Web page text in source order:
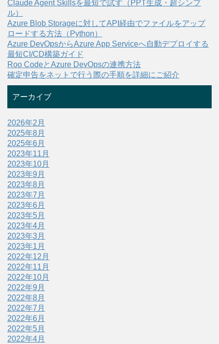
Claude Agent Skillsを最短で試す（PPT生成・超シンプ
ル）
Azure Blob Storageに対してAPI経由でファイルをアップ
ロードする方法（Python）
Azure DevOpsからAzure App Serviceへ自動デプロイする
最短CI/CD構築ガイド
Roo CodeとAzure DevOpsの連携方法
確定申告をネットで行う際の手順を詳細にご紹介
アーカイブ
2026年2月
2025年8月
2025年6月
2023年11月
2023年10月
2023年9月
2023年8月
2023年7月
2023年6月
2023年5月
2023年4月
2023年3月
2023年1月
2022年12月
2022年11月
2022年10月
2022年9月
2022年8月
2022年7月
2022年6月
2022年5月
2022年4月